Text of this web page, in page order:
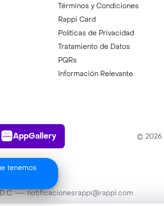
tenemos
Términos y Condiciones
Rappi Card
Políticas de Privacidad
Tratamiento de Datos
PQRs
Información Relevante
AppGallery
AppGallery © 2026
--- notificacionesrappi@rappi.com